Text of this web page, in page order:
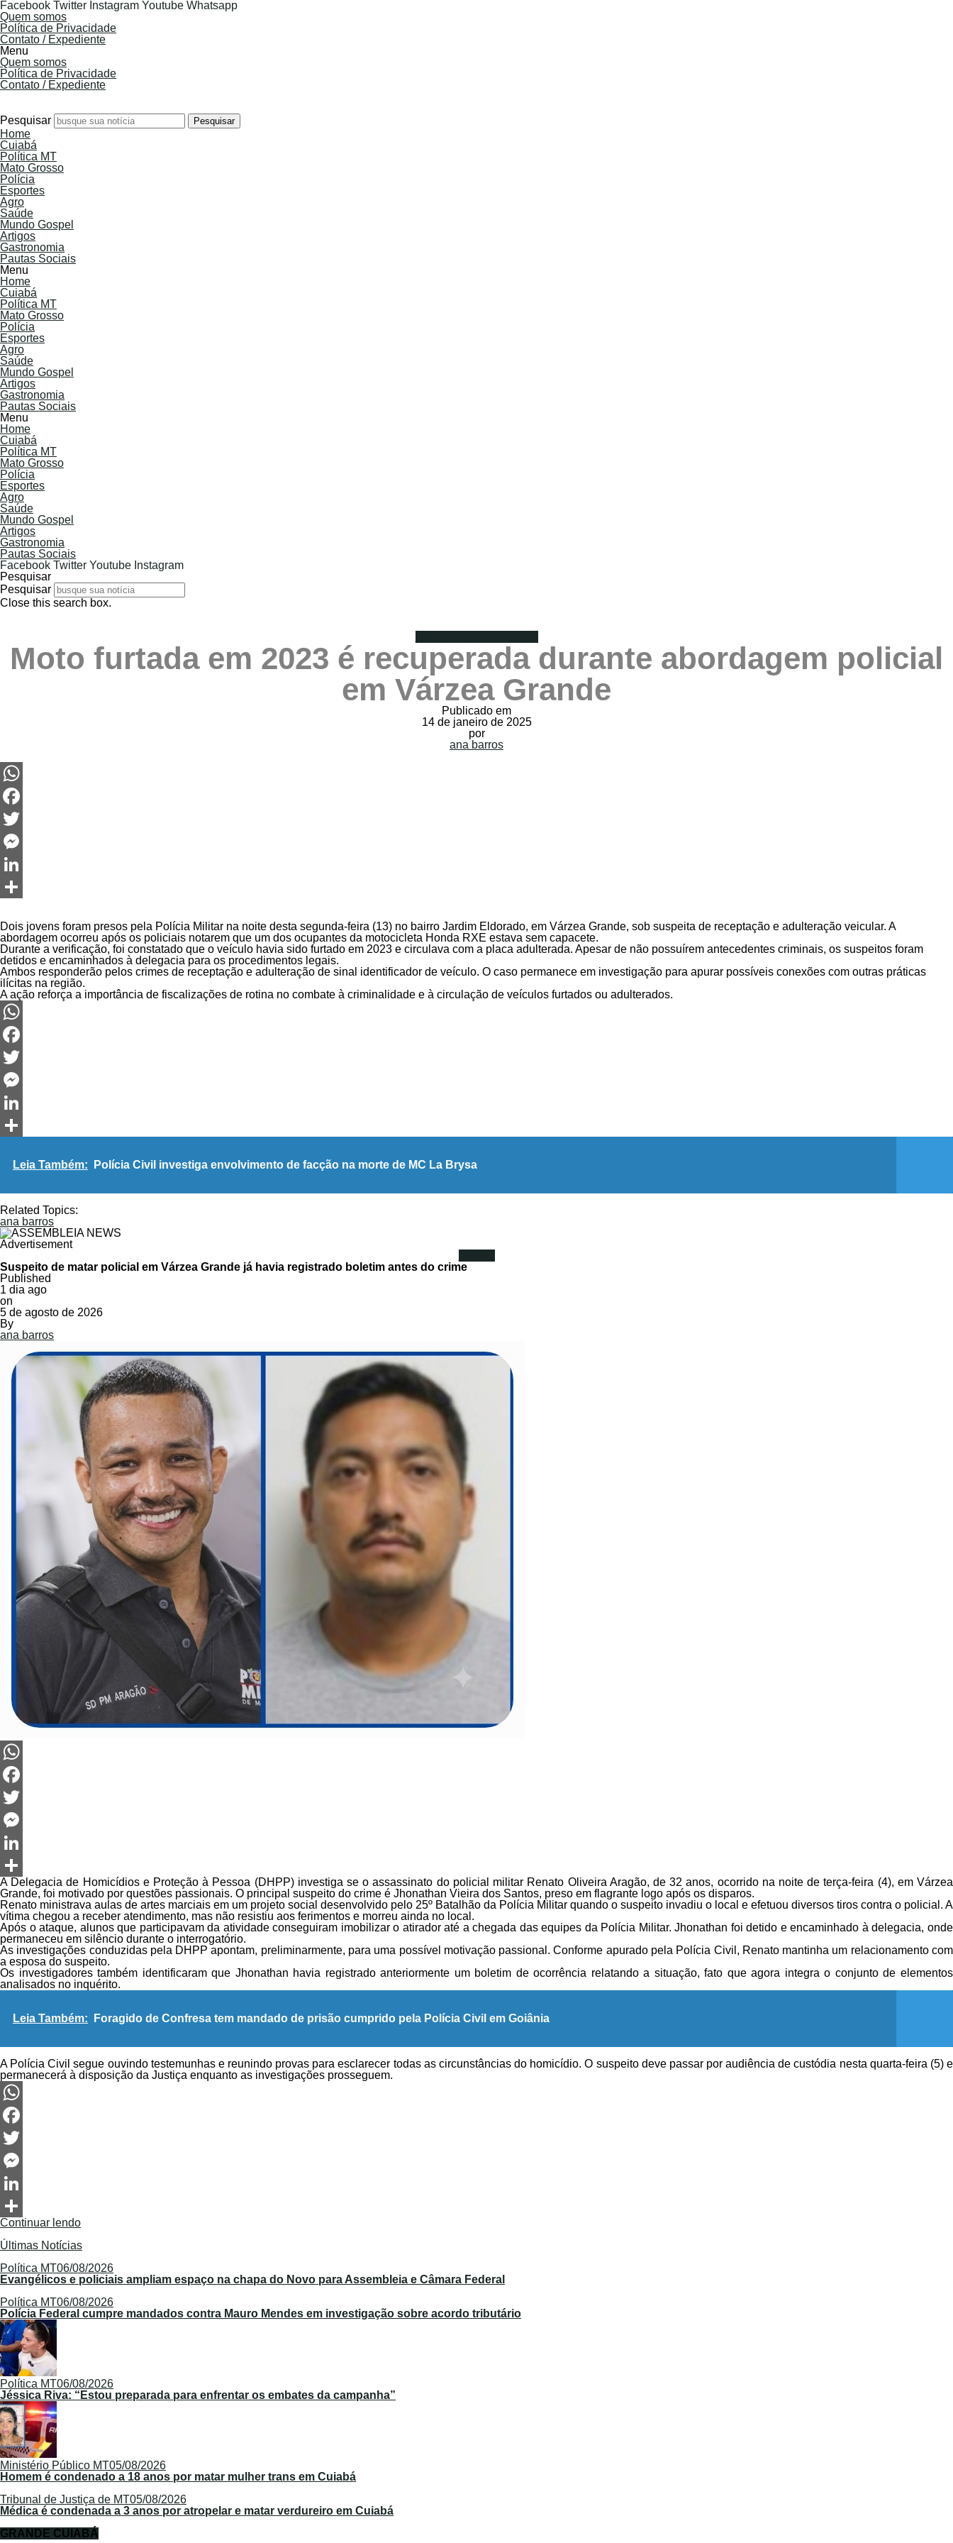
Facebook Twitter Instagram Youtube Whatsapp
Quem somos
Política de Privacidade
Contato / Expediente
Menu
Quem somos
Política de Privacidade
Contato / Expediente
Pesquisar
Pesquisar
Home
Cuiabá
Política MT
Mato Grosso
Polícia
Esportes
Agro
Saúde
Mundo Gospel
Artigos
Gastronomia
Pautas Sociais
Menu
Home
Cuiabá
Política MT
Mato Grosso
Polícia
Esportes
Agro
Saúde
Mundo Gospel
Artigos
Gastronomia
Pautas Sociais
Menu
Home
Cuiabá
Política MT
Mato Grosso
Polícia
Esportes
Agro
Saúde
Mundo Gospel
Artigos
Gastronomia
Pautas Sociais
Facebook Twitter Youtube Instagram
Pesquisar
Pesquisar
Close this search box.
Moto furtada em 2023 é recuperada durante abordagem policial
em Várzea Grande
Publicado em
14 de janeiro de 2025
por
ana barros
WhatsApp
Facebook
Twitter
Messenger
LinkedIn
Dois jovens foram presos pela Polícia Militar na noite desta segunda-feira (13) no bairro Jardim Eldorado, em Várzea Grande, sob suspeita de receptação e adulteração veicular. A
abordagem ocorreu após os policiais notarem que um dos ocupantes da motocicleta Honda RXE estava sem capacete.
Durante a verificação, foi constatado que o veículo havia sido furtado em 2023 e circulava com a placa adulterada. Apesar de não possuírem antecedentes criminais, os suspeitos foram
detidos e encaminhados à delegacia para os procedimentos legais.
Ambos responderão pelos crimes de receptação e adulteração de sinal identificador de veículo. O caso permanece em investigação para apurar possíveis conexões com outras práticas
ilícitas na região.
A ação reforça a importância de fiscalizações de rotina no combate à criminalidade e à circulação de veículos furtados ou adulterados.
WhatsApp
Facebook
Twitter
Messenger
LinkedIn
Leia Também:
Polícia Civil investiga envolvimento de facção na morte de MC La Brysa
Related Topics:
ana barros
Advertisement
Suspeito de matar policial em Várzea Grande já havia registrado boletim antes do crime
Published
1 dia ago
on
5 de agosto de 2026
By
ana barros
WhatsApp
Facebook
Twitter
Messenger
LinkedIn
Share
A Delegacia de Homicídios e Proteção à Pessoa (DHPP) investiga se o assassinato do policial militar Renato Oliveira Aragão, de 32 anos, ocorrido na noite de terça-feira (4), em Várzea
Grande, foi motivado por questões passionais. O principal suspeito do crime é Jhonathan Vieira dos Santos, preso em flagrante logo após os disparos.
Renato ministrava aulas de artes marciais em um projeto social desenvolvido pelo 25º Batalhão da Polícia Militar quando o suspeito invadiu o local e efetuou diversos tiros contra o policial. A
vítima chegou a receber atendimento, mas não resistiu aos ferimentos e morreu ainda no local.
Após o ataque, alunos que participavam da atividade conseguiram imobilizar o atirador até a chegada das equipes da Polícia Militar. Jhonathan foi detido e encaminhado à delegacia, onde
permaneceu em silêncio durante o interrogatório.
As investigações conduzidas pela DHPP apontam, preliminarmente, para uma possível motivação passional. Conforme apurado pela Polícia Civil, Renato mantinha um relacionamento com
a esposa do suspeito.
Os investigadores também identificaram que Jhonathan havia registrado anteriormente um boletim de ocorrência relatando a situação, fato que agora integra o conjunto de elementos
analisados no inquérito.
Leia Também: Foragido de Confresa tem mandado de prisão cumprido pela Polícia Civil em Goiânia
A Polícia Civil segue ouvindo testemunhas e reunindo provas para esclarecer todas as circunstâncias do homicídio. O suspeito deve passar por audiência de custódia nesta quarta-feira (5) e
permanecerá à disposição da Justiça enquanto as investigações prosseguem.
WhatsApp
Facebook
Twitter
Messenger
LinkedIn
Share
Continuar lendo
Últimas Notícias
Política MT06/08/2026
Evangélicos e policiais ampliam espaço na chapa do Novo para Assembleia e Câmara Federal
Política MT06/08/2026
Polícia Federal cumpre mandados contra Mauro Mendes em investigação sobre acordo tributário
Política MT06/08/2026
Jéssica Riva: “Estou preparada para enfrentar os embates da campanha”
Ministério Público MT05/08/2026
Homem é condenado a 18 anos por matar mulher trans em Cuiabá
Tribunal de Justiça de MT05/08/2026
Médica é condenada a 3 anos por atropelar e matar verdureiro em Cuiabá
GRANDE CUIABÁ